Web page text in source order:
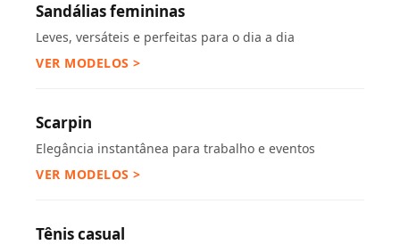
Sandálias femininas
Leves, versáteis e perfeitas para o dia a dia
VER MODELOS >
Scarpin
Elegância instantânea para trabalho e eventos
VER MODELOS >
Tênis casual